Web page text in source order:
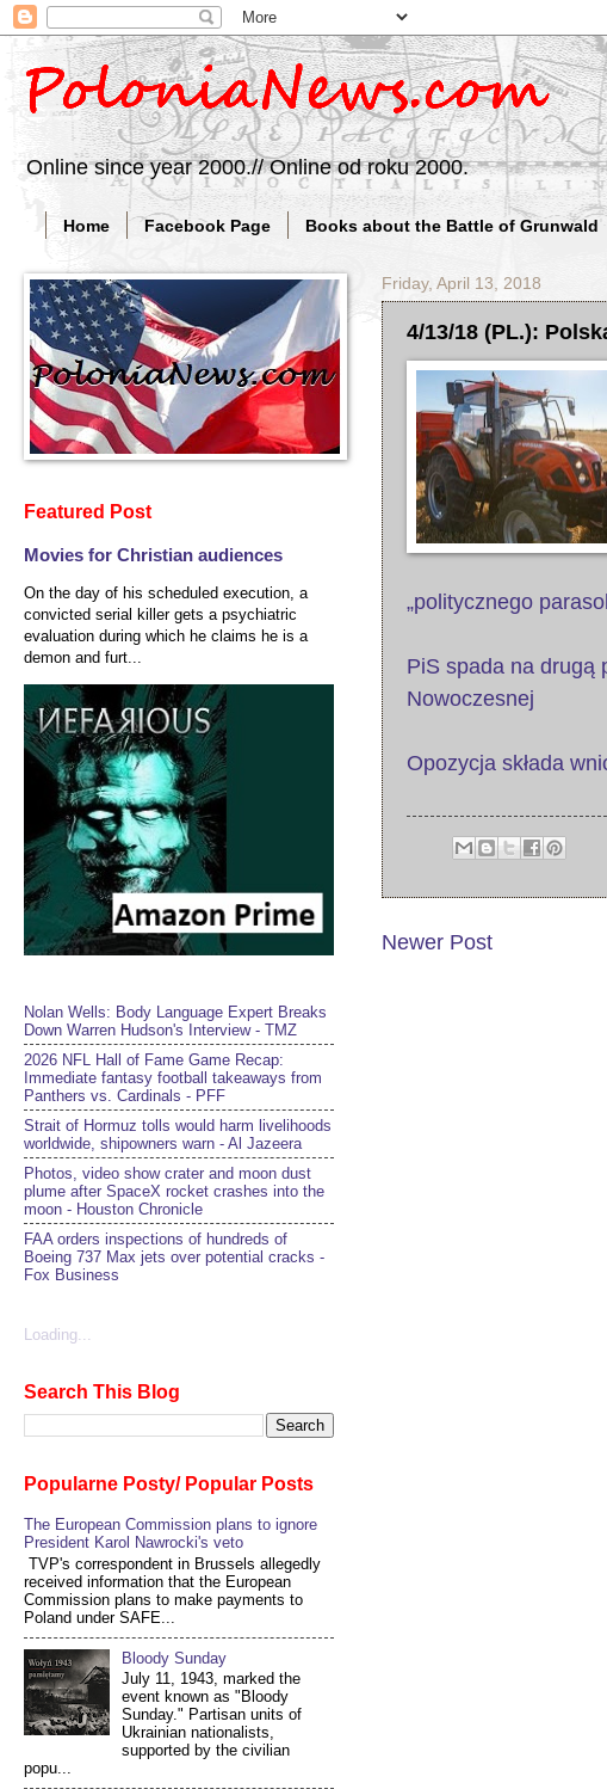
Online since year 2000.// Online od roku 2000.
Home Facebook Page Books about the Battle of Grunwald
Friday, April 13, 2018
4/13/18 (PL.):
„politycznego
PiS spada na drugą
Nowoczesnej
Opozycja składa
Newer Post
Featured Post
Movies for Christian audiences
On the day of his scheduled execution, a
convicted serial killer gets a psychiatric
evaluation during which he claims he is a
demon and furt...
Nolan Wells: Body Language Expert Breaks
Down Warren Hudson's Interview - TMZ
2026 NFL Hall of Fame Game Recap:
Immediate fantasy football takeaways from
Panthers vs. Cardinals - PFF
Strait of Hormuz tolls would harm livelihoods
worldwide, shipowners warn - Al Jazeera
Photos, video show crater and moon dust
plume after SpaceX rocket crashes into the
moon - Houston Chronicle
FAA orders inspections of hundreds of
Boeing 737 Max jets over potential cracks -
Fox Business
Loading...
Search This Blog
Popularne Posty/ Popular Posts
The European Commission plans to ignore
President Karol Nawrocki's veto
TVP's correspondent in Brussels allegedly
received information that the European
Commission plans to make payments to
Poland under SAFE...
Bloody Sunday
July 11, 1943, marked the
event known as "Bloody
Sunday." Partisan units of
Ukrainian nationalists,
supported by the civilian
popu...